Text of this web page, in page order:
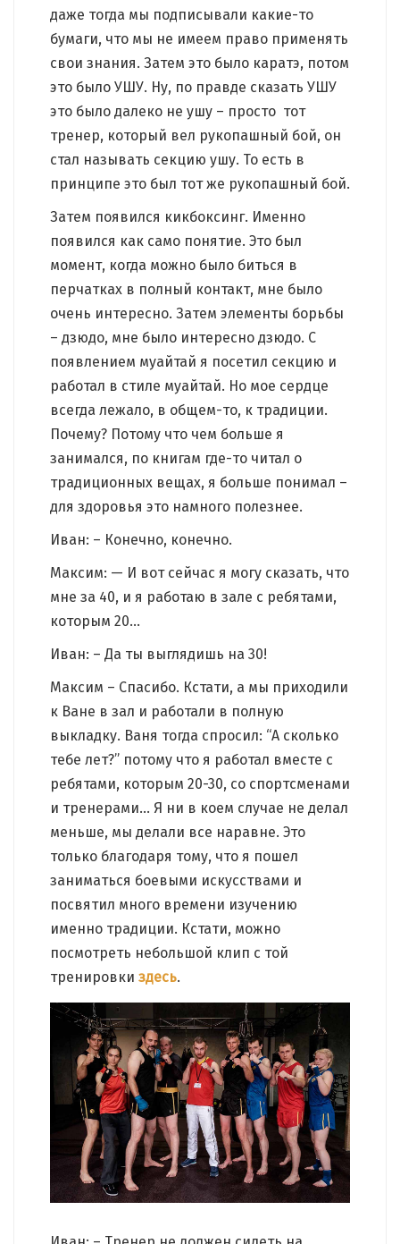
даже тогда мы подписывали какие-то
бумаги, что мы не имеем право применять
свои знания. Затем это было каратэ, потом
это было УШУ. Ну, по правде сказать УШУ
это было далеко не ушу – просто тот
тренер, который вел рукопашный бой, он
стал называть секцию ушу. То есть в
принципе это был тот же рукопашный бой.
Затем появился кикбоксинг. Именно
появился как само понятие. Это был
момент, когда можно было биться в
перчатках в полный контакт, мне было
очень интересно. Затем элементы борьбы
– дзюдо, мне было интересно дзюдо. С
появлением муайтай я посетил секцию и
работал в стиле муайтай. Но мое сердце
всегда лежало, в общем-то, к традиции.
Почему? Потому что чем больше я
занимался, по книгам где-то читал о
традиционных вещах, я больше понимал –
для здоровья это намного полезнее.
Иван: – Конечно, конечно.
Максим: — И вот сейчас я могу сказать, что
мне за 40, и я работаю в зале с ребятами,
которым 20…
Иван: – Да ты выглядишь на 30!
Максим – Спасибо. Кстати, а мы приходили
к Ване в зал и работали в полную
выкладку. Ваня тогда спросил: “А сколько
тебе лет?” потому что я работал вместе с
ребятами, которым 20-30, со спортсменами
и тренерами… Я ни в коем случае не делал
меньше, мы делали все наравне. Это
только благодаря тому, что я пошел
заниматься боевыми искусствами и
посвятил много времени изучению
именно традиции. Кстати, можно
посмотреть небольшой клип с той
тренировки здесь.